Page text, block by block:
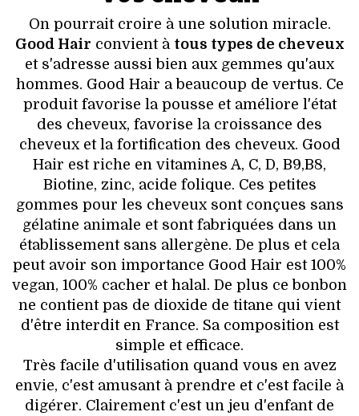
On pourrait croire à une solution miracle.
Good Hair convient à tous types de cheveux
et s'adresse aussi bien aux gemmes qu'aux
hommes. Good Hair a beaucoup de vertus. Ce
produit favorise la pousse et améliore l'état
des cheveux, favorise la croissance des
cheveux et la fortification des cheveux. Good
Hair est riche en vitamines A, C, D, B9,B8,
Biotine, zinc, acide folique. Ces petites
gommes pour les cheveux sont conçues sans
gélatine animale et sont fabriquées dans un
établissement sans allergène. De plus et cela
peut avoir son importance Good Hair est 100%
vegan, 100% cacher et halal. De plus ce bonbon
ne contient pas de dioxide de titane qui vient
d'être interdit en France. Sa composition est
simple et efficace.
Très facile d'utilisation quand vous en avez
envie, c'est amusant à prendre et c'est facile à
digérer. Clairement c'est un jeu d'enfant de